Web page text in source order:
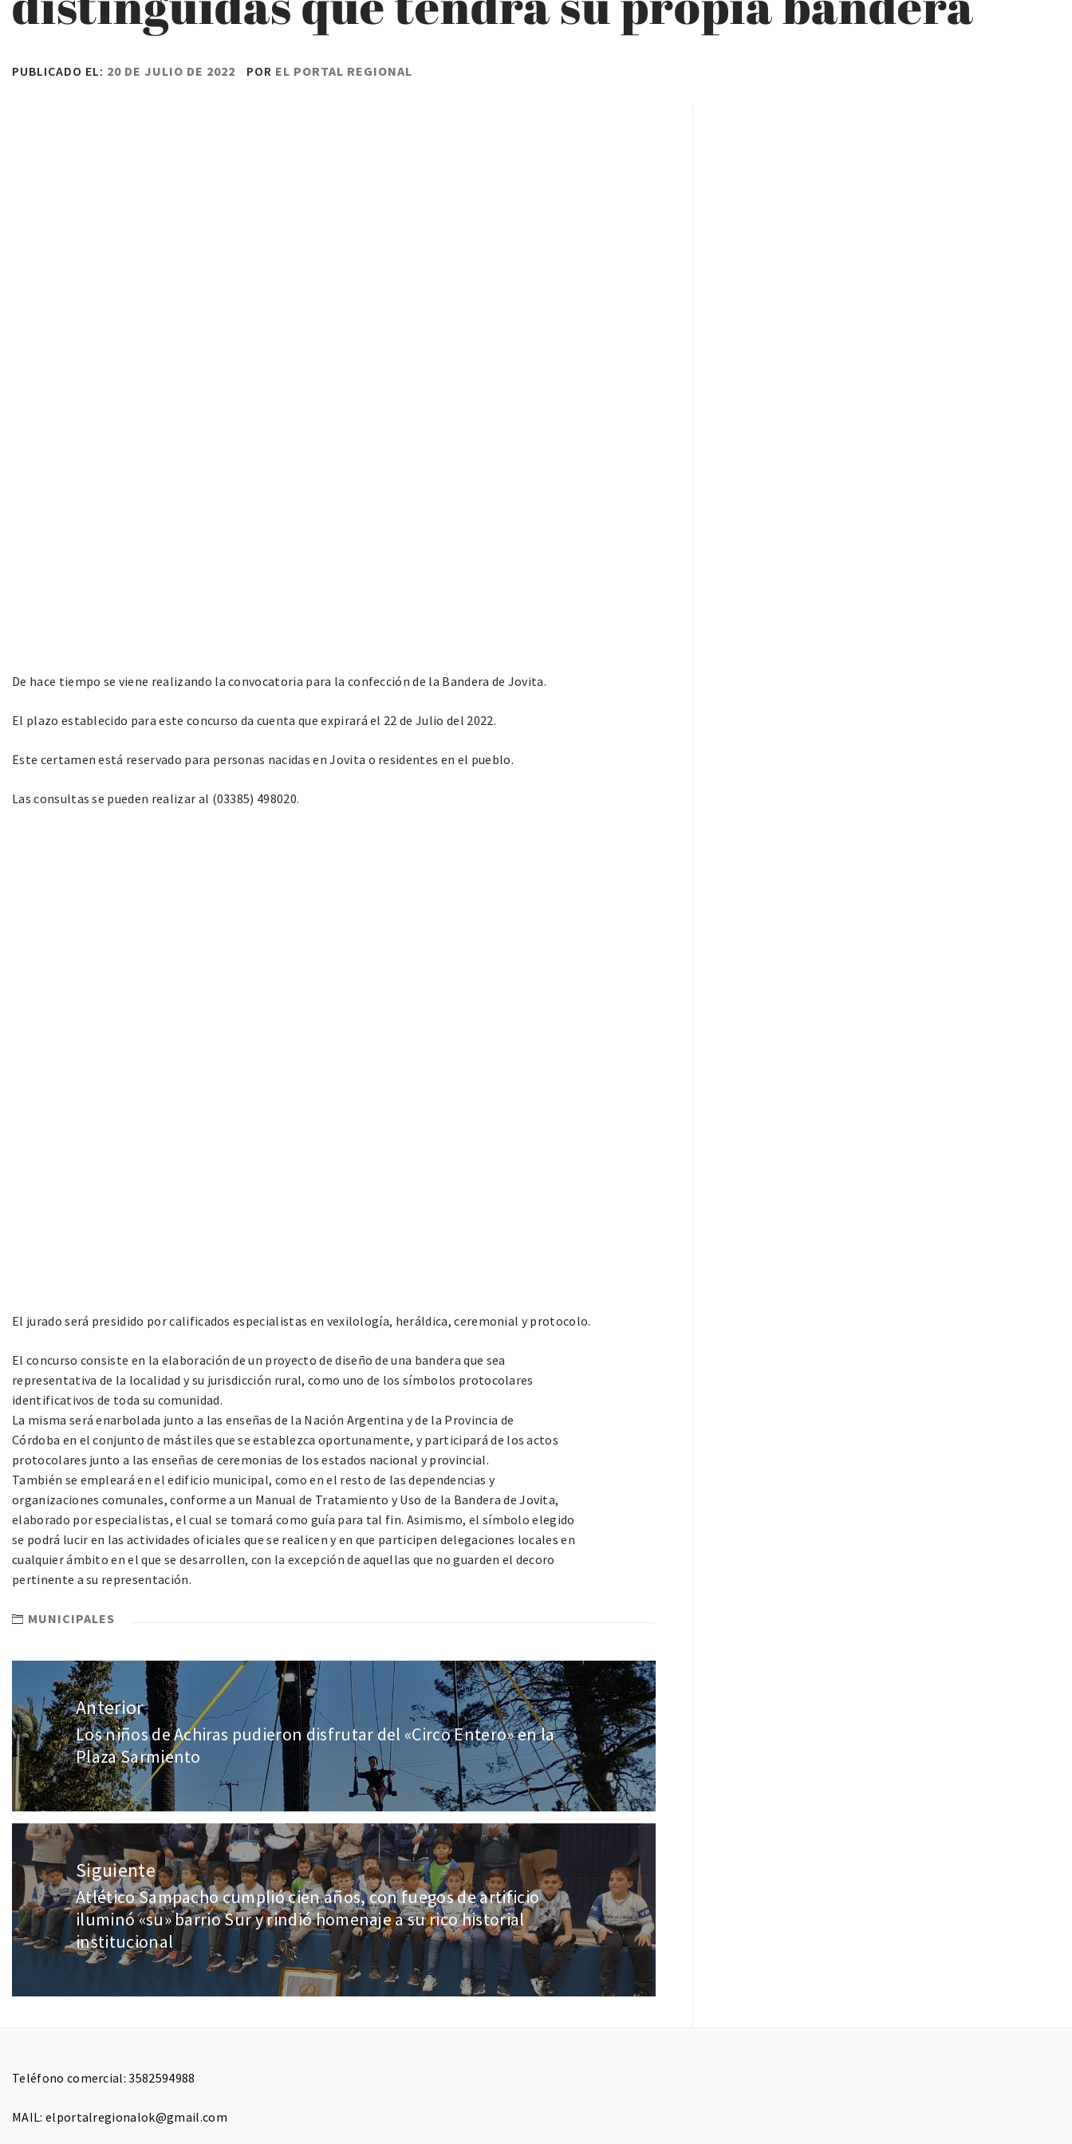
PUBLICADO EL: 20 DE JULIO DE 2022 POR EL PORTAL REGIONAL
De hace tiempo se viene realizando la convocatoria para la confección de la Bandera de Jovita.
El plazo establecido para este concurso da cuenta que expirará el 22 de Julio del 2022.
Este certamen está reservado para personas nacidas en Jovita o residentes en el pueblo.
Las consultas se pueden realizar al (03385) 498020.
El jurado será presidido por calificados especialistas en vexilología, heráldica, ceremonial y protocolo.
El concurso consiste en la elaboración de un proyecto de diseño de una bandera que sea
representativa de la localidad y su jurisdicción rural, como uno de los símbolos protocolares
identificativos de toda su comunidad.
La misma será enarbolada junto a las enseñas de la Nación Argentina y de la Provincia de
Córdoba en el conjunto de mástiles que se establezca oportunamente, y participará de los actos
protocolares junto a las enseñas de ceremonias de los estados nacional y provincial.
También se empleará en el edificio municipal, como en el resto de las dependencias y
organizaciones comunales, conforme a un Manual de Tratamiento y Uso de la Bandera de Jovita,
elaborado por especialistas, el cual se tomará como guía para tal fin. Asimismo, el símbolo elegido
se podrá lucir en las actividades oficiales que se realicen y en que participen delegaciones locales en
cualquier ámbito en el que se desarrollen, con la excepción de aquellas que no guarden el decoro
pertinente a su representación.
MUNICIPALES
Anterior
Los niños de Achiras pudieron disfrutar del «Circo Entero» en la
Plaza Sarmiento
Siguiente
Atlético Sampacho cumplió cien años, con fuegos de artificio
iluminó «su» barrio Sur y rindió homenaje a su rico historial
institucional
Teléfono comercial: 3582594988
MAIL: elportalregionalok@gmail.com